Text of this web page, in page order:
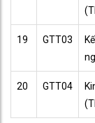
19 GTT03
20 GTT04